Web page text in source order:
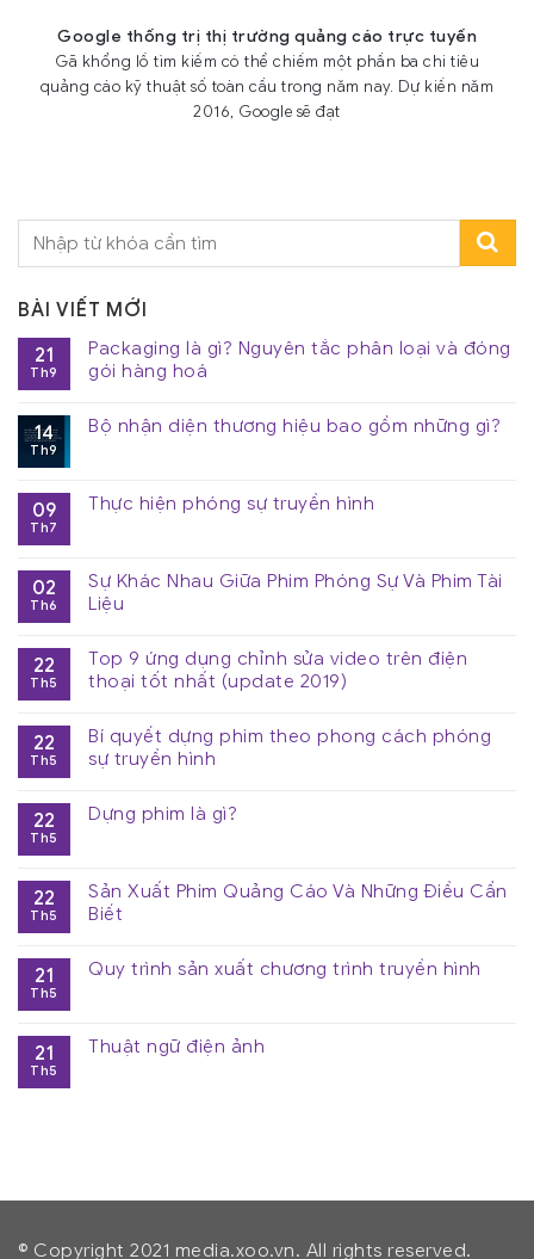
Google thống trị thị trường quảng cáo trực tuyến
Gã khổng lồ tìm kiếm có thể chiếm một phần ba chi tiêu
quảng cáo kỹ thuật số toàn cầu trong năm nay. Dự kiến năm
2016, Google sẽ đạt
BÀI VIẾT MỚI
21
Th9
Packaging là gì? Nguyên tắc phân loại và đóng
gói hàng hoá
14
Th9
Bộ nhận diện thương hiệu bao gồm những gì?
09
Th7
Thực hiện phóng sự truyền hình
02
Th6
Sự Khác Nhau Giữa Phim Phóng Sự Và Phim Tài
Liệu
22
Th5
Top 9 ứng dụng chỉnh sửa video trên điện
thoại tốt nhất (update 2019)
22
Th5
Bí quyết dựng phim theo phong cách phóng
sự truyền hình
22
Th5
Dựng phim là gì?
22
Th5
Sản Xuất Phim Quảng Cáo Và Những Điều Cần
Biết
21
Th5
Quy trình sản xuất chương trình truyền hình
21
Th5
Thuật ngữ điện ảnh
© Copyright 2021 media.xoo.vn. All rights reserved.